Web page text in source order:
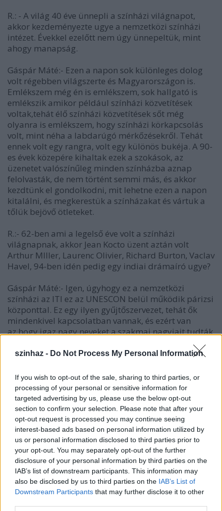
szinhaz - Do Not Process My Personal Information
If you wish to opt-out of the sale, sharing to third parties, or
processing of your personal or sensitive information for
targeted advertising by us, please use the below opt-out
section to confirm your selection. Please note that after your
opt-out request is processed you may continue seeing
interest-based ads based on personal information utilized by
us or personal information disclosed to third parties prior to
your opt-out. You may separately opt-out of the further
disclosure of your personal information by third parties on the
IAB’s list of downstream participants. This information may
also be disclosed by us to third parties on the IAB’s List of
Downstream Participants that may further disclose it to other
R.: - A világ 40 éve ünnepli a színházi világnapot,
akkor kezdeményezte ugye a nemzetközi színházi
intézet. Évekkel ezelőtt nem úgy ünnepeltük, mint
ahogy manapság.
Gáspár Máté:- Ezen a napon sok különleges dolog
volt régebben világszerte és Magyarországon is.
Emlékszem még én is emlékszem, sok hallgató is
emlékszik amikor például színházi közvetítések
voltak,tehát élő színházi közvetítések sőt még
olyanra is emlékszem, hogy színházi körkapcsolás
volt, mint néha a labdarúgó mérkőzésekről. Tehát
ennek volt egy rangra, volt egy különös bukéja. A 90-
es évek közepére kihaltak ezek a szokások, az
üzenetet valószínűleg minden színházba aznap
felolvasták, de nem történt semmi más, és akkor
kezdtünk el gondolkodni, mit lehetne ezen a napon
kitalálni, és megkerestük a színházakat és vártuk a
tőlük bejövő ötleteket.
R.:- 62-ben ami a legelső éve volt a színházi
világnapnak, akkor Jean Kocto üzent aztán volt
Arthur MIller, Laurenc Olivier, Richard Burton, Vaclav
Havel, 94-ben idén pedig egy indiai drámaíró ugye?
Gáspár Máté:- Igen, úgyhogy ez a nemzetközi
színházi az ITI ez az UNESCON belül működik párizsi
központtal. Ez egy ilyen gyűjtőszervezet, tehát ők
mindenkivel kapcsolatban vannak, és ezért van
az,hogy igaz nagy neveket a szakmai nagyjait tudták
megnyerni.Az,hogy az elmúlt években olyan színházi
emberek is kerültek bele akiknek a nevét nem
okoz, az nem azt mutatja szerintem, hogy ennek a
rangja csökkenne,hanem pont ennek a szervezetnek
a teljes nemzetközi jellegét. Ez a szép ebben tényleg,
hogy valószínüleg egy indiai színházi embernek
teljesen más rálátása, és ugyanakkor ezeket az
üzeneteket olvasgatva akár Indiában,akár
Franciaországban, vagy Kanadában,
Magyarországon vannak olyan közös vonásai a
színháznak amire mindenki fölhívja a figyelmet. Itt
az utolsó gondolatai ennek, hogy a színház saját
halálos ítéletét írja alá amikor biztosra
megy.Másrészt ugyan az az oka annak is, hogy bár
néha sivárnak látjuk a jövőjét, a színház mégis